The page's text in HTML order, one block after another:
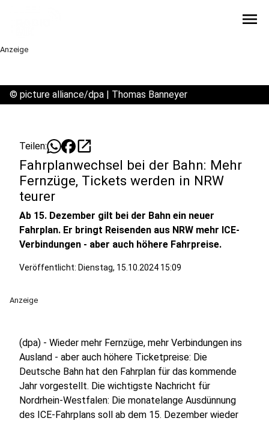
menu
Anzeige
© picture alliance/dpa | Thomas Banneyer
Teilen: open_in_new
Fahrplanwechsel bei der Bahn: Mehr
Fernzüge, Tickets werden in NRW
teurer
Ab 15. Dezember gilt bei der Bahn ein neuer
Fahrplan. Er bringt Reisenden aus NRW mehr ICE-
Verbindungen - aber auch höhere Fahrpreise.
Veröffentlicht: Dienstag, 15.10.2024 15:09
Anzeige
(dpa) - Wieder mehr Fernzüge, mehr Verbindungen ins
Ausland - aber auch höhere Ticketpreise: Die
Deutsche Bahn hat den Fahrplan für das kommende
Jahr vorgestellt. Die wichtigste Nachricht für
Nordrhein-Westfalen: Die monatelange Ausdünnung
des ICE-Fahrplans soll ab dem 15. Dezember wieder